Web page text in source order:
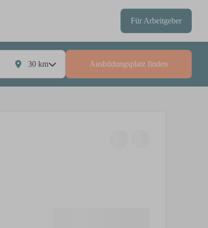
Für Arbeitgeber
30 km Ausbildungsplatz finden